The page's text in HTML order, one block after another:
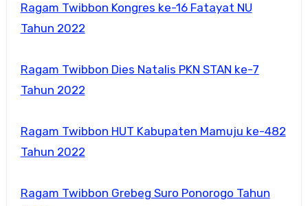
Ragam Twibbon Kongres ke-16 Fatayat NU
Tahun 2022
Ragam Twibbon Dies Natalis PKN STAN ke-7
Tahun 2022
Ragam Twibbon HUT Kabupaten Mamuju ke-482
Tahun 2022
Ragam Twibbon Grebeg Suro Ponorogo Tahun